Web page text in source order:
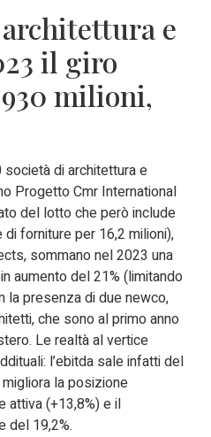
e
il giro
milioni,
di architettura e
Progetto Cmr International
del lotto che però include
forniture per 16,2 milioni),
sommano nel 2023 una
aumento del 21% (limitando
la presenza di due newco,
che sono al primo anno
Le realtà al vertice
l’ebitda sale infatti del
migliora la posizione
attiva (+13,8%) e il
del 19,2%.